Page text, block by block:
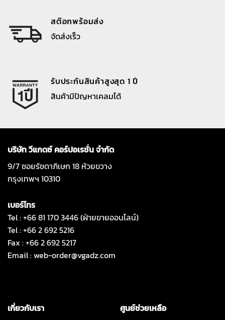
สต๊อกพร้อมส่ง
จัดส่งเร็ว
รับประกันสินค้าสูงสุด 1 ปี
สินค้ามีปัญหาเคลมได้
บริษัท วีแกดซ์ คอร์ปอเรชั่น จำกัด
9/7 ซอยรัชดาภิเษก 18 ห้วยขวาง
กรุงเทพฯ 10310
เบอร์โทร
Tel : +66 81 170 3446 (ฝ่ายขายออนไลน์)
Tel : +66 2 692 5216
Fax : +66 2 692 5217
Email :web-order@vgadz.com
เกี่ยวกับเรา
ศูนย์ช่วยเหลือ